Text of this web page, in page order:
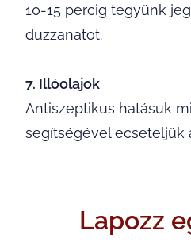
10-15 percig tegyünk
duzzanatot.
7. Illóolajok
Antiszeptikus hatásuk
segítségével ecseteljük
Lapozz